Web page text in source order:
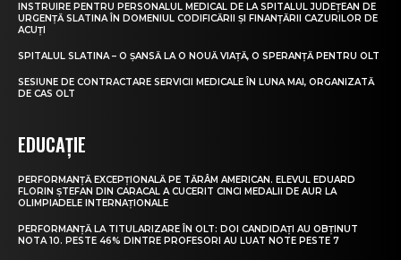
INSTRUIRE PENTRU PERSONALUL MEDICAL DE LA SPITALUL JUDEȚEAN DE
URGENȚĂ SLATINA ÎN DOMENIUL CODIFICĂRII ȘI FINANȚĂRII CAZURILOR DE
ACUȚI
SPITALUL SLATINA – O ȘANSĂ LA O NOUĂ VIAȚĂ, O SPERANȚĂ PENTRU OLT
SESIUNE DE CONTRACTARE SERVICII MEDICALE ÎN LUNA MAI, ORGANIZATĂ
DE CAS OLT
EDUCAȚIE
PERFORMANȚĂ EXCEPȚIONALĂ PE TĂRÂM AMERICAN. ELEVUL EDUARD
FLORIN ȘTEFAN DIN CARACAL A CUCERIT CINCI MEDALII DE AUR LA
OLIMPIADELE INTERNAȚIONALE
PERFORMANȚĂ LA TITULARIZARE ÎN OLT: DOI CANDIDAȚI AU OBȚINUT
NOTA 10. PESTE 46% DINTRE PROFESORI AU LUAT NOTE PESTE 7